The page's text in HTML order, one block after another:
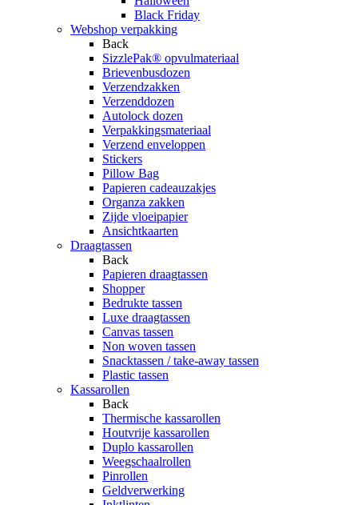
Black Friday
Webshop verpakking
Back
SizzlePak® opvulmateriaal
Brievenbusdozen
Verzendzakken
Verzenddozen
Autolock dozen
Verpakkingsmateriaal
Verzend enveloppen
Stickers
Pillow Bag
Papieren cadeauzakjes
Organza zakken
Zijde vloeipapier
Ansichtkaarten
Draagtassen
Back
Papieren draagtassen
Shopper
Bedrukte tassen
Luxe draagtassen
Canvas tassen
Non woven tassen
Snacktassen / take-away tassen
Plastic tassen
Kassarollen
Back
Thermische kassarollen
Houtvrije kassarollen
Duplo kassarollen
Weegschaalrollen
Pinrollen
Geldverwerking